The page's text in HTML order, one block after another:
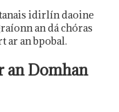
idirlín daoine
an dá chóras
ar an bpobal.
an Domhan